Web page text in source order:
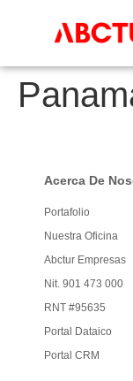
Acerca De
Portafolio
Nuestra Oficina
Abctur Empresas
Nit. 901 473 000
RNT #95635
Portal Dataico
Portal CRM